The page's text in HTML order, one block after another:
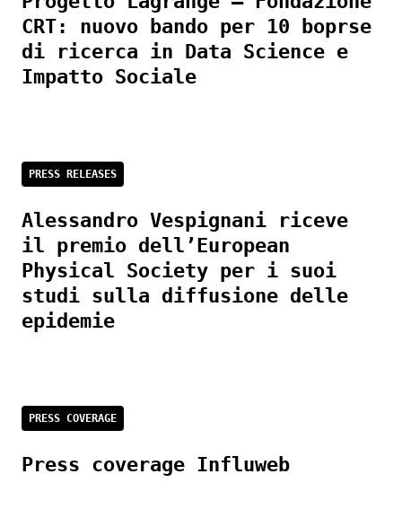
CRT: nuovo bando per 10 boprse
di ricerca in Data Science e
Impatto Sociale
PRESS RELEASES
Alessandro Vespignani riceve
il premio dell’European
Physical Society per i suoi
studi sulla diffusione delle
epidemie
PRESS COVERAGE
Press coverage Influweb